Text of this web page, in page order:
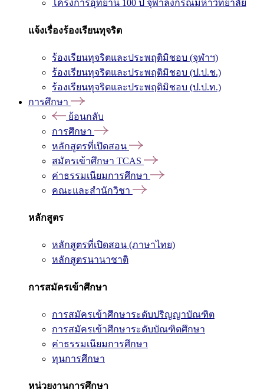
โครงการอุทยาน 100 ปี จุฬาลงกรณ์มหาวิทยาลัย
แจ้งเรื่องร้องเรียนทุจริต
ร้องเรียนทุจริตและประพฤติมิชอบ (จุฬาฯ)
ร้องเรียนทุจริตและประพฤติมิชอบ (ป.ป.ช.)
ร้องเรียนทุจริตและประพฤติมิชอบ (ป.ป.ท.)
การศึกษา
ย้อนกลับ
การศึกษา
หลักสูตรที่เปิดสอน
สมัครเข้าศึกษา TCAS
ค่าธรรมเนียมการศึกษา
คณะและสำนักวิชา
หลักสูตร
หลักสูตรที่เปิดสอน (ภาษาไทย)
หลักสูตรนานาชาติ
การสมัครเข้าศึกษา
การสมัครเข้าศึกษาระดับปริญญาบัณฑิต
การสมัครเข้าศึกษาระดับบัณฑิตศึกษา
ค่าธรรมเนียมการศึกษา
ทุนการศึกษา
หน่วยงานการศึกษา